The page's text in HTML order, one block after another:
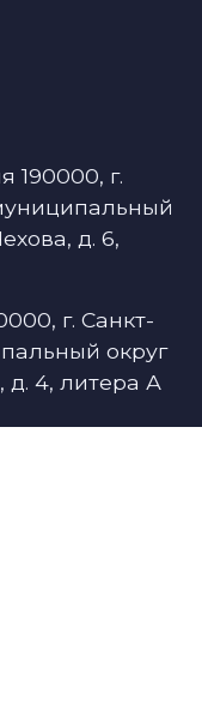
190000, г.
д. 6,
г. Санкт-
округ
д. 4, литера А